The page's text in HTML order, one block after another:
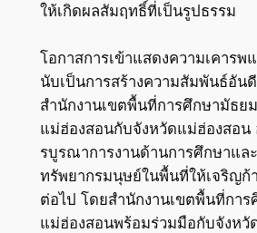
ให้เกิดผลสัมฤทธิ์ที่เป็นรูปธรรม
โอกาสการเข้าแสดงความเคารพ
นับเป็นการสร้างความสัมพันธ์อัน
สำนักงานเขตพื้นที่การศึกษามัธย
แม่ฮ่องสอนกับจังหวัดแม่ฮ่องสอน
รบูรณาการงานด้านการศึกษาแล
ทรัพยากรมนุษย์ในพื้นที่ให้เจริญก้
ต่อไป โดยสำนักงานเขตพื้นที่กา
แม่ฮ่องสอนพร้อมร่วมมือกับจังหวั